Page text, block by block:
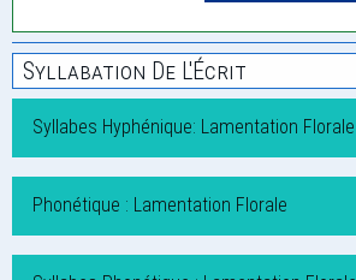
Syllabation De L'Écrit
Syllabes Hyphénique: Lamentation Florale
Phonétique : Lamentation Florale